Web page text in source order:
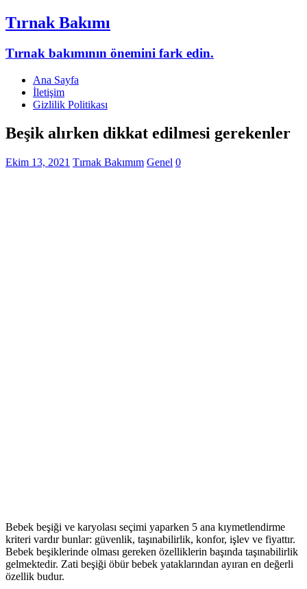
Tırnak Bakımı
Tırnak bakımının önemini fark edin.
Ana Sayfa
İletişim
Gizlilik Politikası
Beşik alırken dikkat edilmesi gerekenler
Ekim 13, 2021 Tırnak Bakımım Genel 0
Bebek beşiği ve karyolası seçimi yaparken 5 ana kıymetlendirme
kriteri vardır bunlar: güvenlik, taşınabilirlik, konfor, işlev ve fiyattır.
Bebek beşiklerinde olması gereken özelliklerin başında taşınabilirlik
gelmektedir. Zati beşiği öbür bebek yataklarından ayıran en değerli
özellik budur.